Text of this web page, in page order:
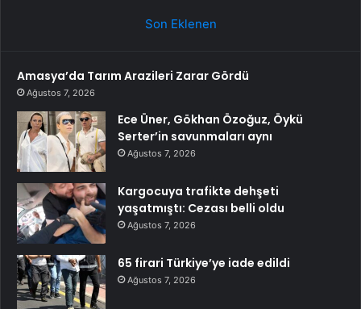
Son Eklenen
Amasya’da Tarım Arazileri Zarar Gördü
Ağustos 7, 2026
Ece Üner, Gökhan Özoğuz, Öykü
Serter’in savunmaları aynı
Ağustos 7, 2026
Kargocuya trafikte dehşeti
yaşatmıştı: Cezası belli oldu
Ağustos 7, 2026
65 firari Türkiye’ye iade edildi
Ağustos 7, 2026